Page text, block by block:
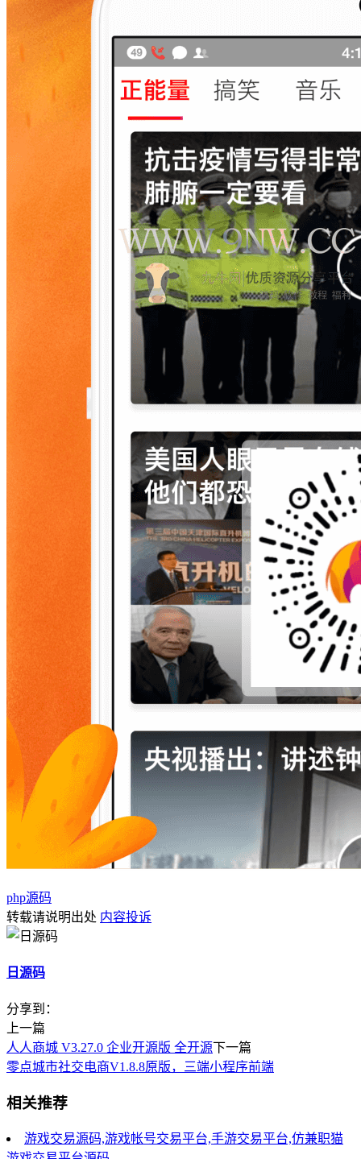
php源码
转载请说明出处 内容投诉
日源码
分享到：
上一篇
人人商城 V3.27.0 企业开源版 全开源下一篇
零点城市社交电商V1.8.8原版，三端小程序前端
相关推荐
游戏交易源码,游戏帐号交易平台,手游交易平台,仿兼职猫